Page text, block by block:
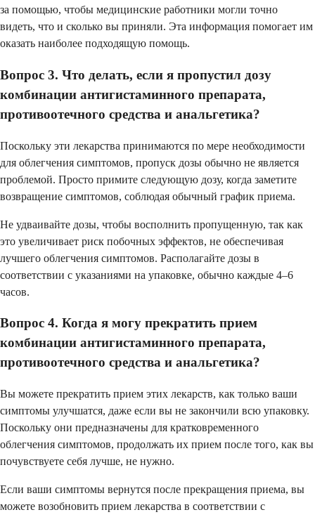
за помощью, чтобы медицинские работники могли точно
видеть, что и сколько вы приняли. Эта информация помогает им
оказать наиболее подходящую помощь.
Вопрос 3. Что делать, если я пропустил дозу
комбинации антигистаминного препарата,
противоотечного средства и анальгетика?
Поскольку эти лекарства принимаются по мере необходимости
для облегчения симптомов, пропуск дозы обычно не является
проблемой. Просто примите следующую дозу, когда заметите
возвращение симптомов, соблюдая обычный график приема.
Не удваивайте дозы, чтобы восполнить пропущенную, так как
это увеличивает риск побочных эффектов, не обеспечивая
лучшего облегчения симптомов. Располагайте дозы в
соответствии с указаниями на упаковке, обычно каждые 4–6
часов.
Вопрос 4. Когда я могу прекратить прием
комбинации антигистаминного препарата,
противоотечного средства и анальгетика?
Вы можете прекратить прием этих лекарств, как только ваши
симптомы улучшатся, даже если вы не закончили всю упаковку.
Поскольку они предназначены для кратковременного
облегчения симптомов, продолжать их прием после того, как вы
почувствуете себя лучше, не нужно.
Если ваши симптомы вернутся после прекращения приема, вы
можете возобновить прием лекарства в соответствии с